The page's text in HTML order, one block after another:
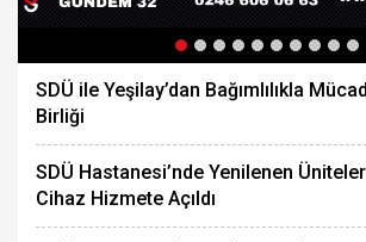
SDÜ ile Yeşilay’dan Bağımlılıkla
Birliği
SDÜ Hastanesi’nde Yenilenen
Cihaz Hizmete Açıldı